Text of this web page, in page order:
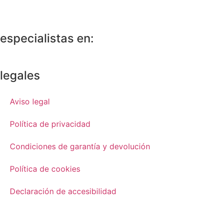
especialistas en:
legales
Aviso legal
Política de privacidad
Condiciones de garantía y devolución
Política de cookies
Declaración de accesibilidad